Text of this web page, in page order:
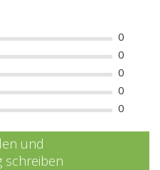
0
0
0
0
0
und
schreiben